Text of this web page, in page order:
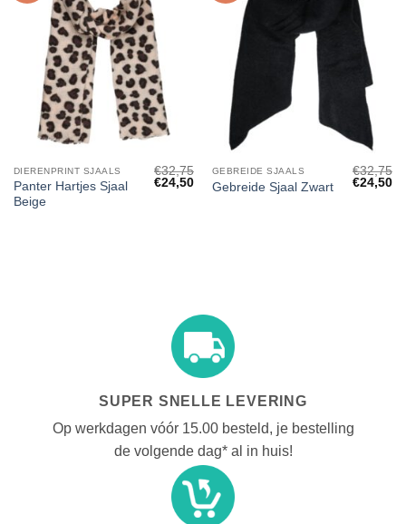
DIERENPRINT SJAALS
Panter Hartjes Sjaal
Beige
€32,75
Oorspronkelijke
prijs
€24,50Huidige
prijs
GEBREIDE SJAALS
Gebreide Sjaal Zwart
€32,75
prijs
€24,50
SUPER SNELLE LEVERING
Op werkdagen vóór 15.00 besteld, je bestelling
de volgende dag* al in huis!